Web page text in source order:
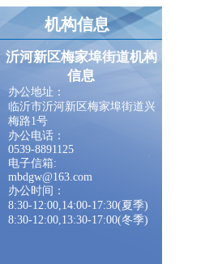
机构信息
沂河新区梅家埠街道机构
信息
办公地址：
临沂市沂河新区梅家埠街道兴
梅路1号
办公电话：
0539-8891125
电子信箱:
mbdgw@163.com
办公时间：
8:30-12:00,14:00-17:30(夏季)
8:30-12:00,13:30-17:00(冬季)